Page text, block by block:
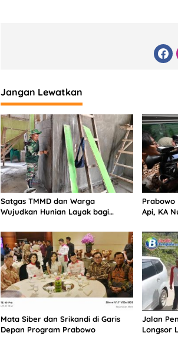
Jangan Lewatkan
Satgas TMMD dan Warga
Wujudkan Hunian Layak bagi
Prabowo
Api, KA
Mata Siber dan Srikandi di Garis
Depan Program Prabowo
Jalan
Longsor